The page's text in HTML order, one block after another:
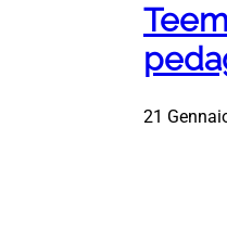
21